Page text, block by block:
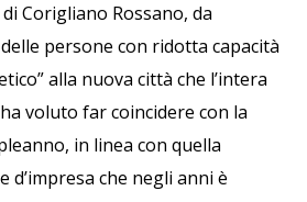
Corigliano Rossano, da
persone con ridotta capacità
alla nuova città che l’intera
voluto far coincidere con la
in linea con quella
d’impresa che negli anni è